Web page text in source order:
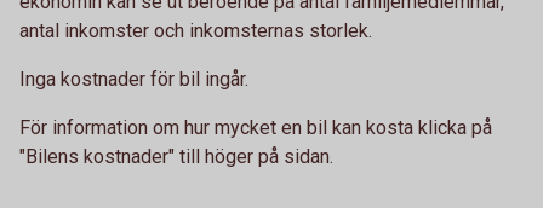
antal inkomster och inkomsternas storlek.
Inga kostnader för bil ingår.
För information om hur mycket en bil kan kosta klicka på
"Bilens kostnader" till höger på sidan.